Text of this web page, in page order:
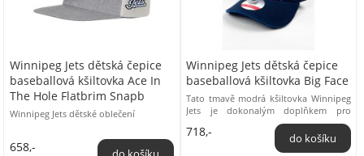
Winnipeg Jets dětská čepice
baseballová kšiltovka Ace In
The Hole Flatbrim Snapb
Winnipeg Jets dětské oblečení
658,-
Winnipeg Jets dětská čepice
baseballová kšiltovka Big Face
Tato tmavě modrá kšiltovka Winnipeg
Jets je dokonalým doplňkem pro
každého sportovního fanouška. Na
přední straně ...
718,-